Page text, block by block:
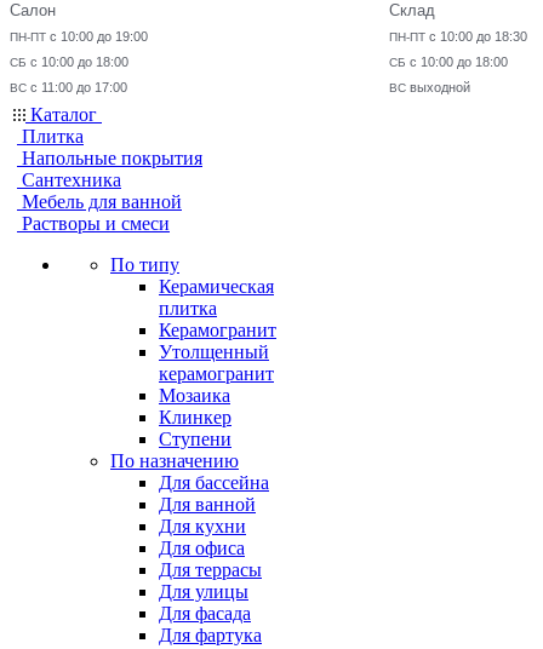
Салон
ПН-ПТ с 10:00 до 19:00
СБ с 10:00 до 18:00
ВС с 11:00 до 17:00
Склад
ПН-ПТ с 10:00 до 18:30
СБ с 10:00 до 18:00
ВС выходной
Каталог
Плитка
Напольные покрытия
Сантехника
Мебель для ванной
Растворы и смеси
По типу
Керамическая
плитка
Керамогранит
Утолщенный
керамогранит
Мозаика
Клинкер
Ступени
По назначению
Для бассейна
Для ванной
Для кухни
Для офиса
Для террасы
Для улицы
Для фасада
Для фартука